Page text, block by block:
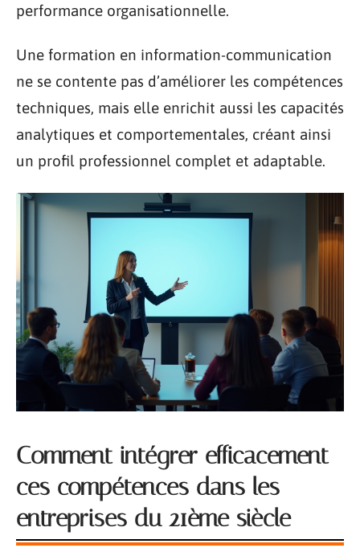
performance organisationnelle.
Une formation en information-communication
ne se contente pas d’améliorer les compétences
techniques, mais elle enrichit aussi les capacités
analytiques et comportementales, créant ainsi
un profil professionnel complet et adaptable.
Comment intégrer efficacement
ces compétences dans les
entreprises du 21ème siècle